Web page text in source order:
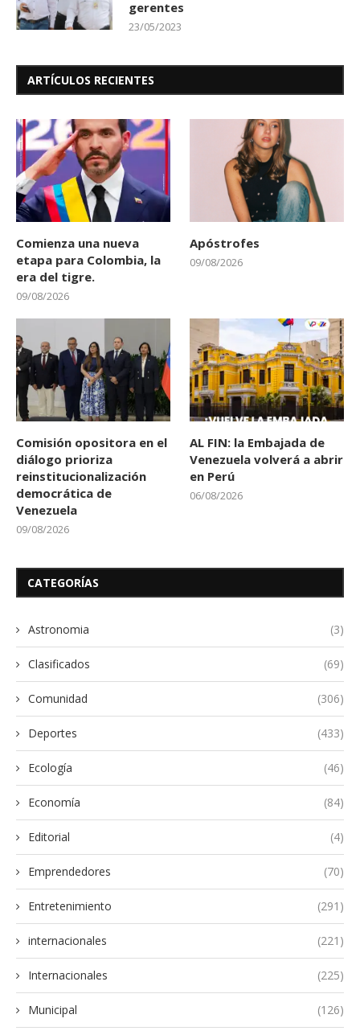
gerentes
23/05/2023
ARTÍCULOS RECIENTES
Comienza una nueva
etapa para Colombia, la
era del tigre.
09/08/2026
Apóstrofes
09/08/2026
Comisión opositora en el
diálogo prioriza
reinstitucionalización
democrática de
Venezuela
09/08/2026
AL FIN: la Embajada de
Venezuela volverá a abrir
en Perú
06/08/2026
CATEGORÍAS
Astronomia (3)
Clasificados (69)
Comunidad (306)
Deportes (433)
Ecología (46)
Economía (84)
Editorial (4)
Emprendedores (70)
Entretenimiento (291)
internacionales (221)
Internacionales (225)
Municipal (126)